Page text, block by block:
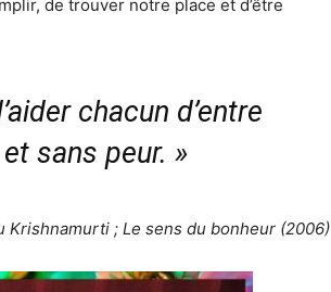
de trouver notre place et d’être
chacun d’entre
sans peur. »
Krishnamurti ; Le sens du bonheur (2006)